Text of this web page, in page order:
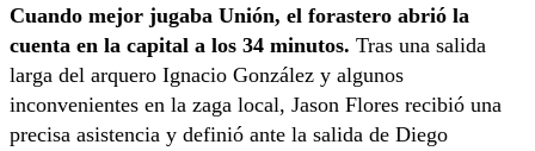
Cuando mejor jugaba Unión, el forastero abrió la
cuenta en la capital a los 34 minutos. Tras una salida
larga del arquero Ignacio González y algunos
inconvenientes en la zaga local, Jason Flores recibió una
precisa asistencia y definió ante la salida de Diego